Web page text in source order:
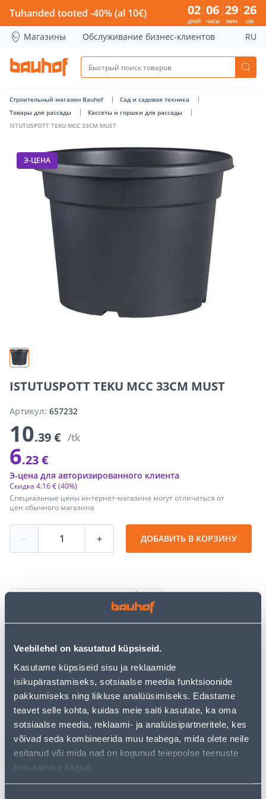
Veebilehel on kasutatud küpsiseid.
Kasutame küpsiseid sisu ja reklaamide
isikupärastamiseks, sotsiaalse meedia funktsioonide
pakkumiseks ning liikluse analüüsimiseks. Edastame
teavet selle kohta, kuidas meie saiti kasutate, ka oma
sotsiaalse meedia, reklaami- ja analüüsipartneritele, kes
võivad seda kombineerida muu teabega, mida olete neile
esitanud või mida nad on kogunud teiepoolse teenuste
kasutamise käigus.
ISTUTUSPOTT TEKU MCC 33CM MUST - Bauhof has loaded
Tuhanded tooted -40% (al 10€) 02
ДНЕЙ
06
ЧАСЫ
29
МИН
25
СЕК
Магазины Обслуживание бизнес-клиентов RU
Строительный магазин Bauhof
Сад и садовая техника
Товары для рассады
Кассеты и горшки для рассады
ISTUTUSPOTT TEKU MCC 33CM MUST
Э-ЦЕНА
ISTUTUSPOTT TEKU MCC 33CM MUST
Артикул: 657232
10.39 € /tk
6.23 €
Специальные цены интернет-магазина могут отличаться от
цен обычного магазина
Скидка 4.16 €(40%)
Э-цена для авторизированного клиента
− + ДОБАВИТЬ В КОРЗИНУ
Посмотреть наличие
• Sobib taimede ettekasvatuseks ja istikutele.
• Värvus must.
• 14-päevane tagastusõigus.
Предполагаемая доставка 3,69 € от 2-5 tööpäeva
Посылочный автомат от 2,29 € с 2-5 tööpäeva
Забрать в магазине, с 08.08.2026